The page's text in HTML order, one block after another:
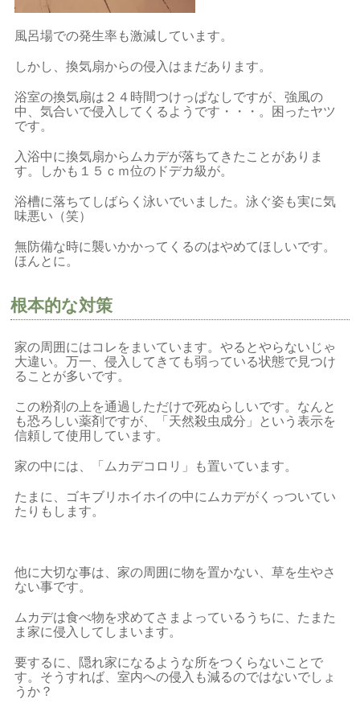
風呂場での発生率も激減しています。
しかし、換気扇からの侵入はまだあります。
浴室の換気扇は２４時間つけっぱなしですが、強風の
中、気合いで侵入してくるようです・・・。困ったヤツ
です。
入浴中に換気扇からムカデが落ちてきたことがありま
す。しかも１５ｃｍ位のドデカ級が。
浴槽に落ちてしばらく泳いでいました。泳ぐ姿も実に気
味悪い（笑）
無防備な時に襲いかかってくるのはやめてほしいです。
ほんとに。
根本的な対策
家の周囲にはコレをまいています。やるとやらないじゃ
大違い。万一、侵入してきても弱っている状態で見つけ
ることが多いです。
この粉剤の上を通過しただけで死ぬらしいです。なんと
も恐ろしい薬剤ですが、「天然殺虫成分」という表示を
信頼して使用しています。
家の中には、「ムカデコロリ」も置いています。
たまに、ゴキブリホイホイの中にムカデがくっついてい
たりもします。
他に大切な事は、家の周囲に物を置かない、草を生やさ
ない事です。
ムカデは食べ物を求めてさまよっているうちに、たまた
ま家に侵入してしまいます。
要するに、隠れ家になるような所をつくらないことで
す。そうすれば、室内への侵入も減るのではないでしょ
うか？